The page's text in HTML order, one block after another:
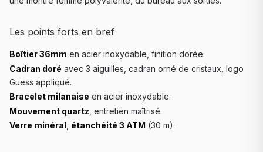
Les points forts en bref
Boîtier 36mm en acier inoxydable, finition dorée.
Cadran doré avec 3 aiguilles, cadran orné de cristaux, logo
Guess appliqué.
Bracelet milanaise en acier inoxydable.
Mouvement quartz , entretien maîtrisé.
Verre minéral étanchéité 3 ATM (30 m).